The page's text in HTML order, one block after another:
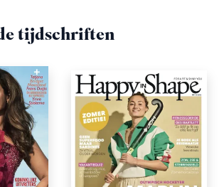
tijdschriften